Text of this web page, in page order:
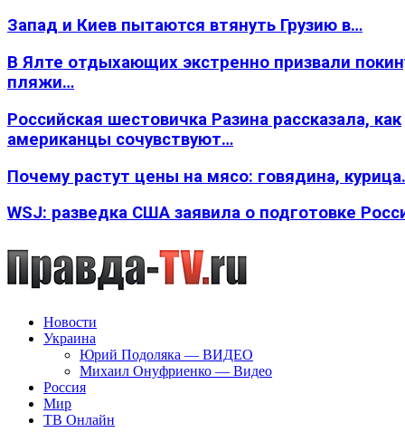
Запад и Киев пытаются втянуть Грузию в…
В Ялте отдыхающих экстренно призвали
пляжи…
Российская шестовичка Разина рассказала, как
американцы сочувствуют…
Почему растут цены на мясо: говядина,
WSJ: разведка США заявила о подготовке
Новости
Украина
Юрий Подоляка — ВИДЕО
Михаил Онуфриенко — Видео
Россия
Мир
ТВ Онлайн